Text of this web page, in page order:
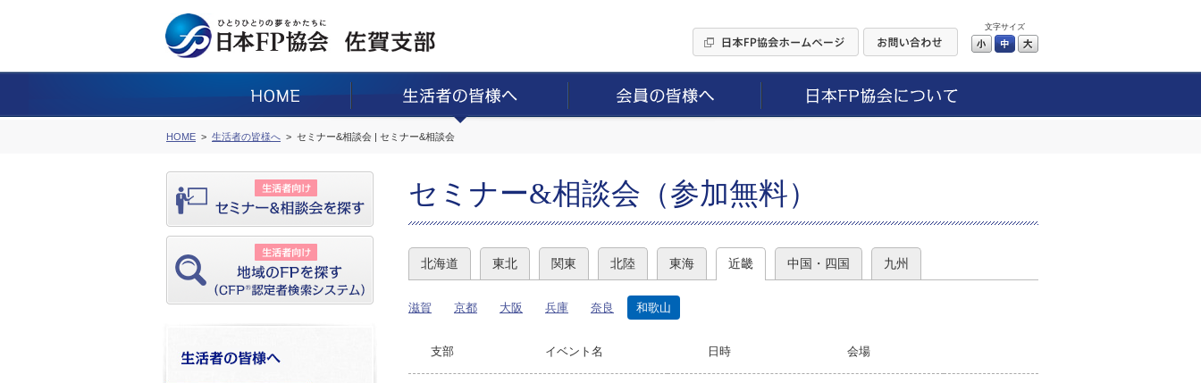
文字サイズ
小 中
HOME 生活者の皆様へ セミナー&相談会 | セミナー&相談会
セミナー&相談会（参加無料）
北海道 東北 関東 北陸 東海 近畿 中国・四国 九州
滋賀 京都 大阪 兵庫 奈良 和歌山
支部 イベント名 日時 会場